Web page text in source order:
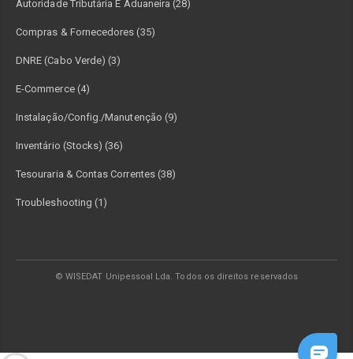
Autoridade Tributária E Aduaneira (28)
Compras & Fornecedores (35)
DNRE (Cabo Verde) (3)
E-Commerce (4)
Instalação/Config./Manutenção (9)
Inventário (Stocks) (36)
Tesouraria & Contas Correntes (38)
Troubleshooting (1)
© WISEDAT Unipessoal Lda. Todos os direitos reservados